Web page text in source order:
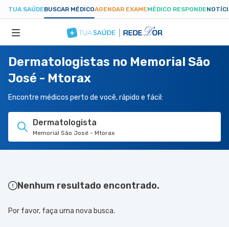
TUA SAÚDEBUSCAR MÉDICOAGENDAR EXAMEMÉDICO RESPONDE
ESPECIALIDADES
HOSPITAIS
TUASAUDE.COM
Dermatologistas no Memorial São
José - Mtorax
Encontre médicos perto de você, rápido e fácil:
Dermatologista
Memorial São José - Mtorax
Nenhum resultado encontrado.
Por favor, faça uma nova busca.